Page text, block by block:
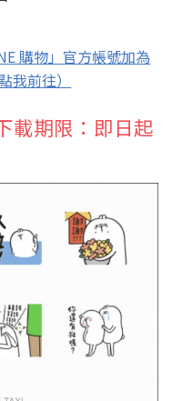
購物」官方帳號加為
我前往）
載期限：即日起